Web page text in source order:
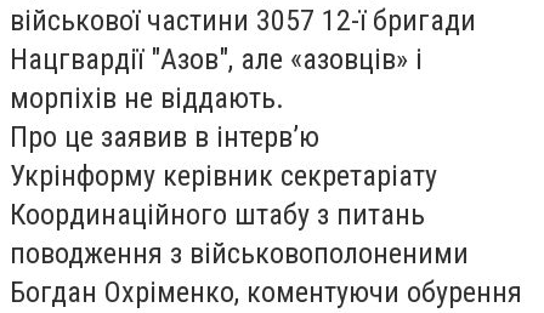
військової частини 3057 12-ї бригади
Нацгвардії "Азов", але «азовців» і
морпіхів не віддають.
Про це заявив в інтерв’ю
Укрінформу керівник секретаріату
Координаційного штабу з питань
поводження з військовополоненими
Богдан Охріменко, коментуючи обурення